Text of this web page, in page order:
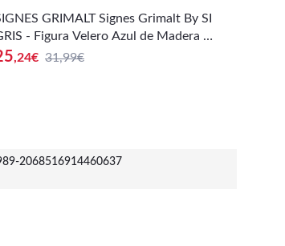
GRIMALT Signes Grimalt By SI
- Figura Velero Azul de Madera |
Náutica Marinera 36x12x1
,24€ 31,99€
2068516914460637